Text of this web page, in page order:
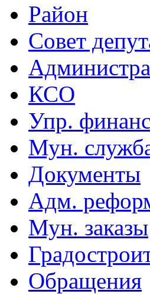
Район
Совет
КСО
Упр.
Мун.
Документы
Адм.
Мун. заказы
Обращения